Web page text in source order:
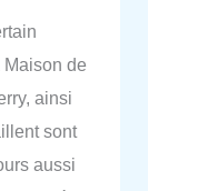
de
ainsi
sont
aussi